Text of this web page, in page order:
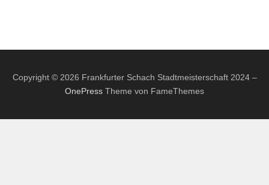
Copyright © 2026 Frankfurter Schach Stadtmeisterschaft 2024 –
OnePress Theme von FameThemes